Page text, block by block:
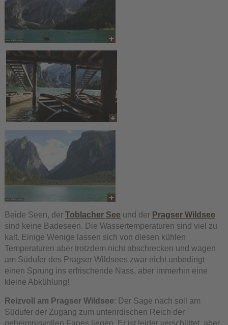
Beide Seen, der Toblacher See und der Pragser Wildsee
sind keine Badeseen. Die Wassertemperaturen sind viel zu
kalt. Einige Wenige lassen sich von diesen kühlen
Temperaturen aber trotzdem nicht abschrecken und wagen
am Südufer des Pragser Wildsees zwar nicht unbedingt
einen Sprung ins erfrischende Nass, aber immerhin eine
kleine Abkühlung!
Reizvoll am Pragser Wildsee: Der Sage nach soll am
Südufer der Zugang zum unterirdischen Reich der